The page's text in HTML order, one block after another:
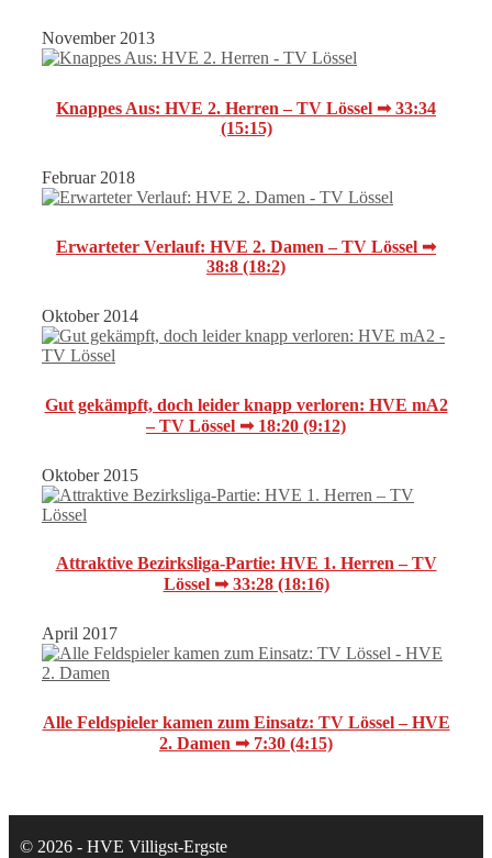
November 2013
Knappes Aus: HVE 2. Herren – TV Lössel ➟ 33:34
(15:15)
Februar 2018
Erwarteter Verlauf: HVE 2. Damen – TV Lössel ➟
38:8 (18:2)
Oktober 2014
Gut gekämpft, doch leider knapp verloren: HVE mA2
– TV Lössel ➟ 18:20 (9:12)
Oktober 2015
Attraktive Bezirksliga-Partie: HVE 1. Herren – TV
Lössel ➟ 33:28 (18:16)
April 2017
Alle Feldspieler kamen zum Einsatz: TV Lössel – HVE
2. Damen ➟ 7:30 (4:15)
© 2026 - HVE Villigst-Ergste